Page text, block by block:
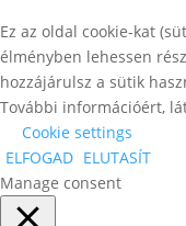
Ez az oldal cookie-kat
élményben lehessen
hozzájárulsz a sütik
További információért,
Cookie settings
ELFOGAD ELUTASÍT
Manage consent